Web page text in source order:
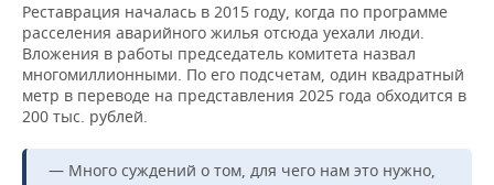
Реставрация началась в 2015 году, когда по программе
расселения аварийного жилья отсюда уехали люди.
Вложения в работы председатель комитета назвал
многомиллионными. По его подсчетам, один квадратный
метр в переводе на представления 2025 года обходится в
200 тыс. рублей.
— Много суждений о том, для чего нам это нужно,